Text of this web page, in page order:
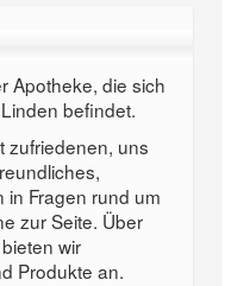
Apotheke, die sich
befindet.
zufriedenen, uns
in Fragen rund um
zur Seite. Über
wir
Produkte an.